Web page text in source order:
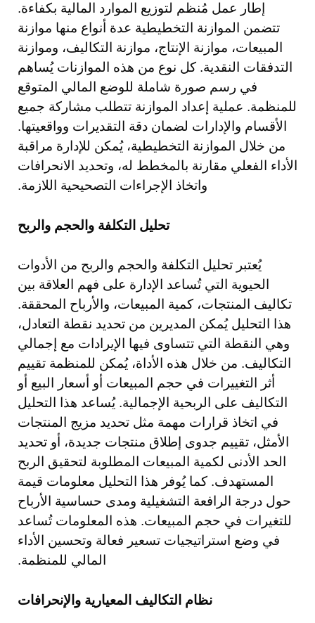
إطار عمل مُنظم لتوزيع الموارد المالية بكفاءة.
تتضمن الموازنة التخطيطية عدة أنواع منها موازنة
المبيعات، موازنة الإنتاج، موازنة التكاليف، وموازنة
التدفقات النقدية. كل نوع من هذه الموازنات يُساهم
في رسم صورة شاملة للوضع المالي المتوقع
للمنظمة. عملية إعداد الموازنة تتطلب مشاركة جميع
الأقسام والإدارات لضمان دقة التقديرات وواقعيتها.
من خلال الموازنة التخطيطية، يُمكن للإدارة مراقبة
الأداء الفعلي مقارنة بالمخطط له، وتحديد الانحرافات
واتخاذ الإجراءات التصحيحية اللازمة.
تحليل التكلفة والحجم والربح
يُعتبر تحليل التكلفة والحجم والربح من الأدوات
الحيوية التي تُساعد الإدارة على فهم العلاقة بين
تكاليف المنتجات، كمية المبيعات، والأرباح المحققة.
هذا التحليل يُمكن المديرين من تحديد نقطة التعادل،
وهي النقطة التي تتساوى فيها الإيرادات مع إجمالي
التكاليف. من خلال هذه الأداة، يُمكن للمنظمة تقييم
أثر التغييرات في حجم المبيعات أو أسعار البيع أو
التكاليف على الربحية الإجمالية. يُساعد هذا التحليل
في اتخاذ قرارات مهمة مثل تحديد مزيج المنتجات
الأمثل، تقييم جدوى إطلاق منتجات جديدة، أو تحديد
الحد الأدنى لكمية المبيعات المطلوبة لتحقيق الربح
المستهدف. كما يُوفر هذا التحليل معلومات قيمة
حول درجة الرافعة التشغيلية ومدى حساسية الأرباح
للتغيرات في حجم المبيعات. هذه المعلومات تُساعد
في وضع استراتيجيات تسعير فعالة وتحسين الأداء
المالي للمنظمة.
نظام التكاليف المعيارية والإنحرافات